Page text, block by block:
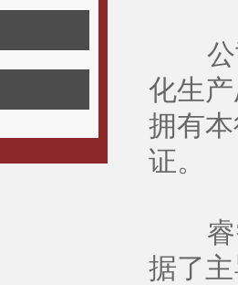
公司
化生
拥有
证。
睿智
据了